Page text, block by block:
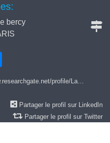
bercy
profile/La…
Partager le profil sur LinkedIn
Partager le profil sur Twitter